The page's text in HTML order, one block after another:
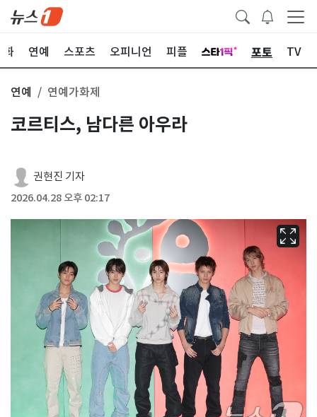
화 연예 스포츠 오피니언 피플 포토 TV
연예 연예가화제
코르티스, 남다른 아우라
권현진 기자
2026.04.28 오후 02:17